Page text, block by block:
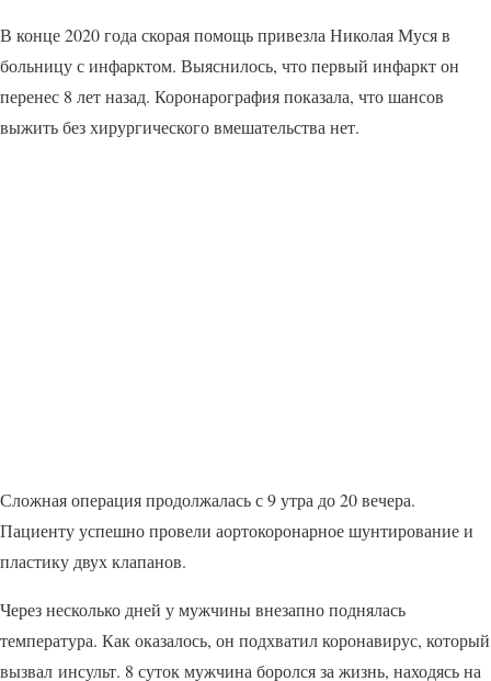
В конце 2020 года скорая помощь привезла Николая Муся в
больницу с инфарктом. Выяснилось, что первый инфаркт он
перенес 8 лет назад. Коронарография показала, что шансов
выжить без хирургического вмешательства нет.
Сложная операция продолжалась с 9 утра до 20 вечера.
Пациенту успешно провели аортокоронарное шунтирование и
пластику двух клапанов.
Через несколько дней у мужчины внезапно поднялась
температура. Как оказалось, он подхватил коронавирус, который
вызвал инсульт. 8 суток мужчина боролся за жизнь, находясь на